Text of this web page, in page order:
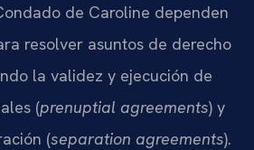
de Caroline dependen
resolver asuntos de derecho
la validez y ejecución de
(prenuptial agreements) y
(separation agreements).